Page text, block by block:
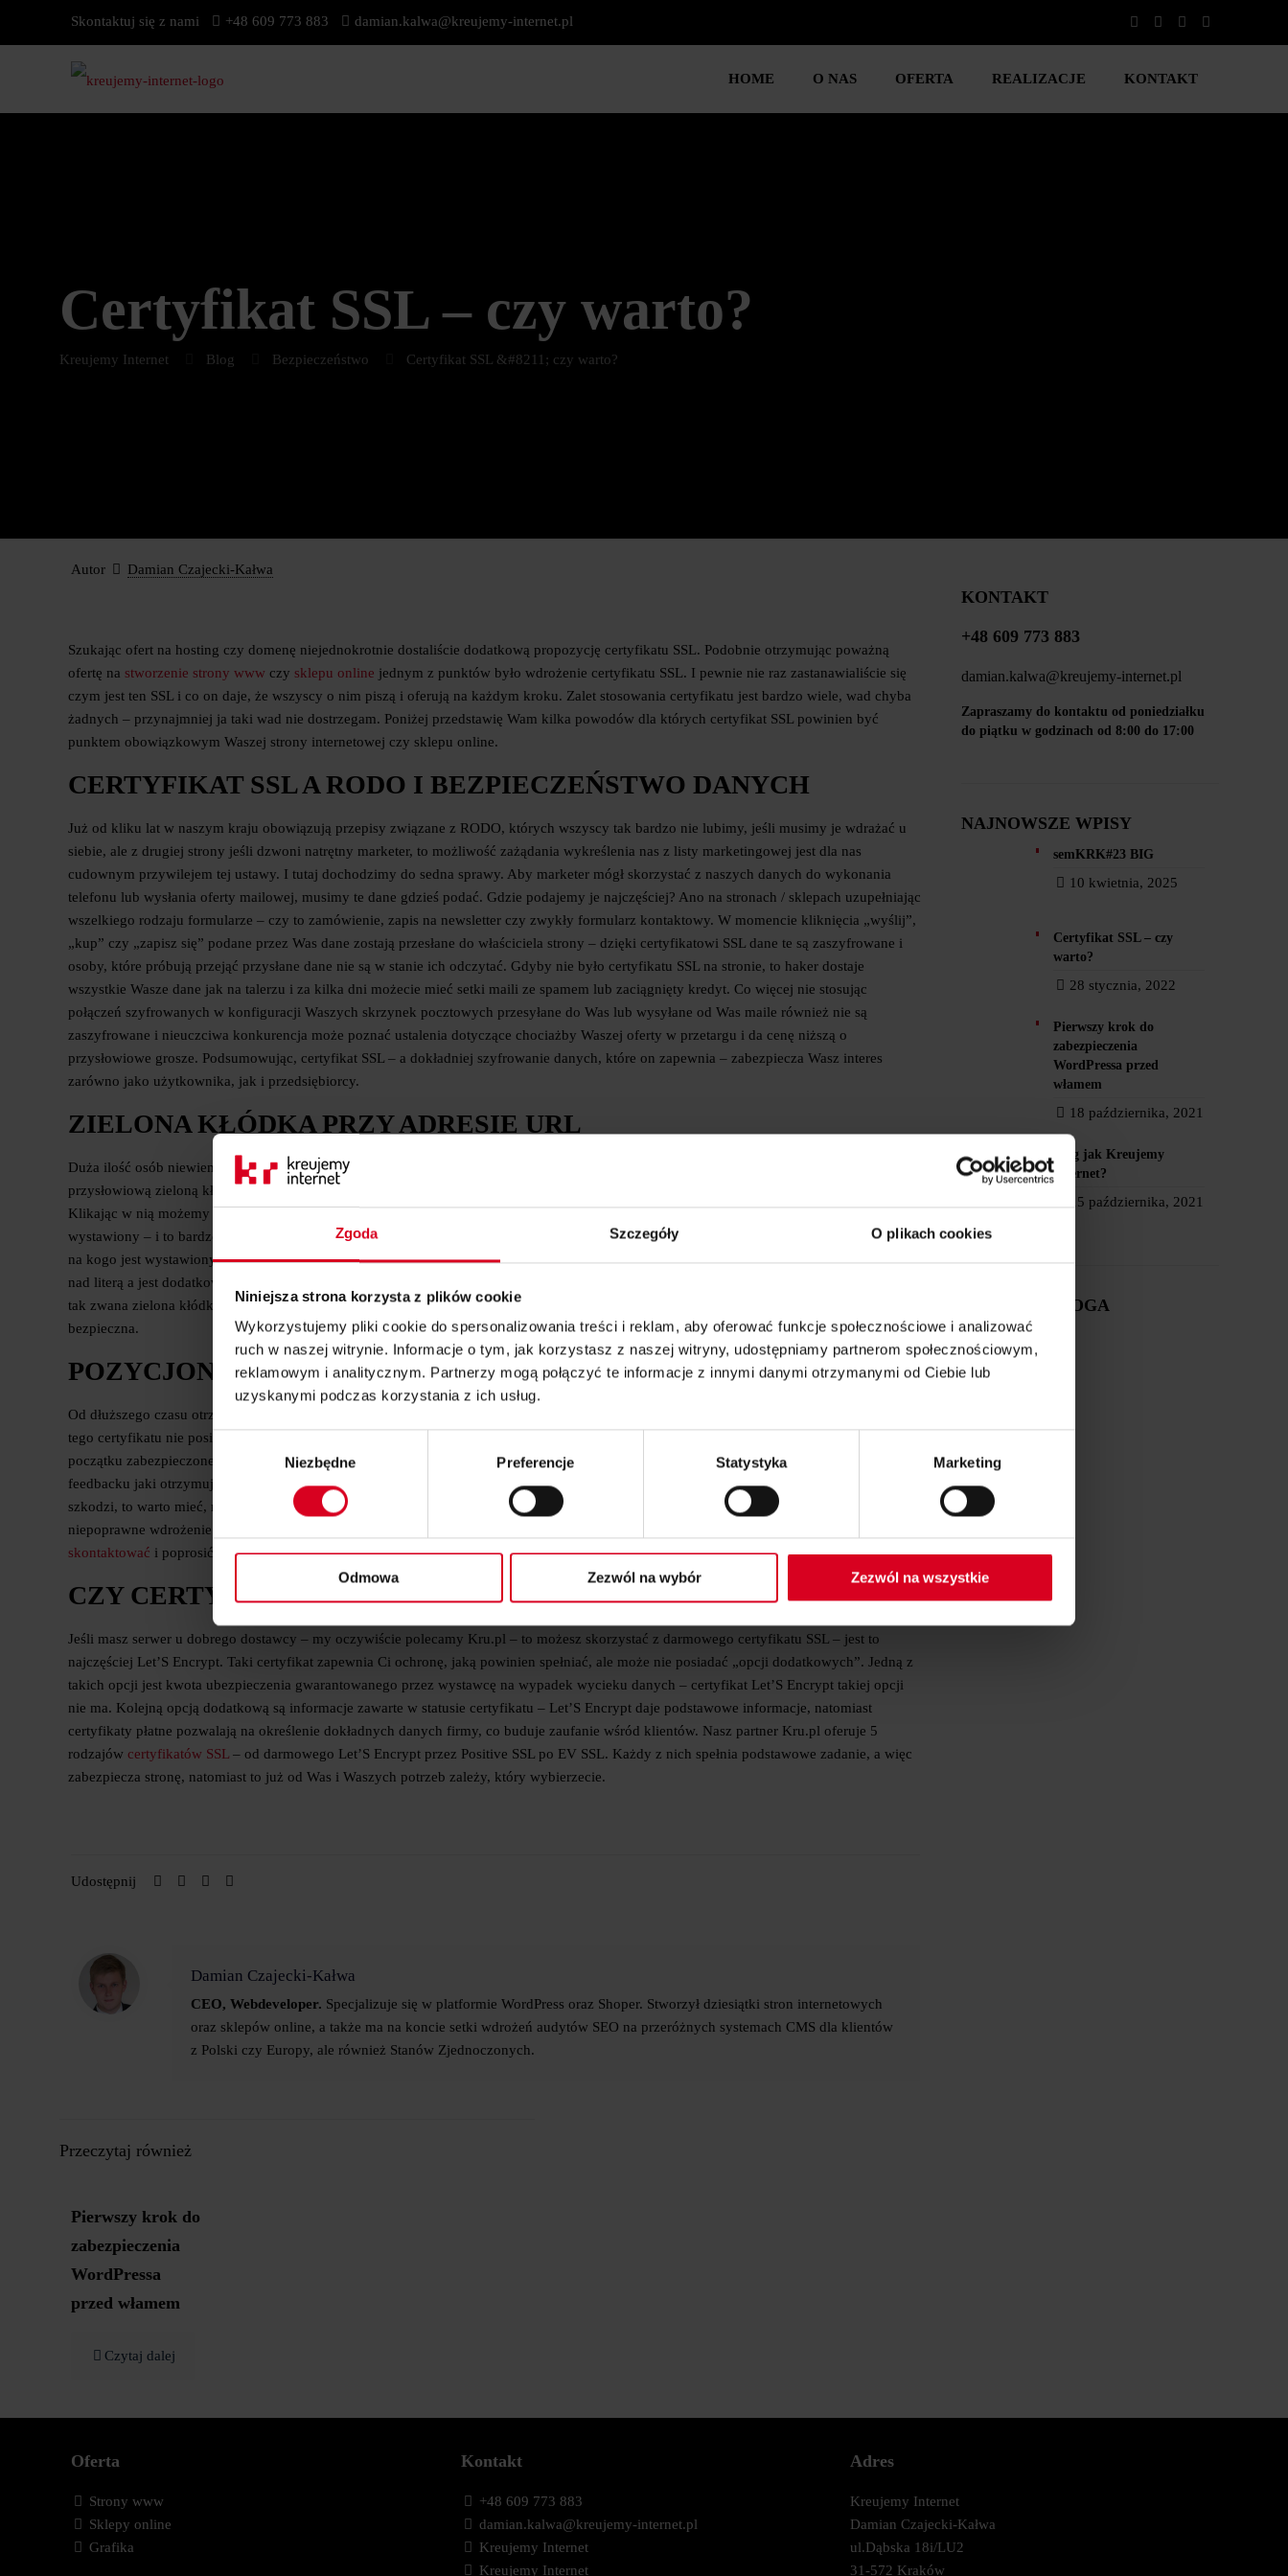
Zgoda Szczegóły O plikach cookies
Niniejsza strona korzysta z plików cookie
Wykorzystujemy pliki cookie do spersonalizowania treści i reklam, aby oferować funkcje społecznościowe i analizować
ruch w naszej witrynie. Informacje o tym, jak korzystasz z naszej witryny, udostępniamy partnerom społecznościowym,
reklamowym i analitycznym. Partnerzy mogą połączyć te informacje z innymi danymi otrzymanymi od Ciebie lub
uzyskanymi podczas korzystania z ich usług.
zgody
Niezbędne Preferencje Statystyka Marketing
Odmowa Zezwól na wybór Zezwól na wszystkie
Skontaktuj się z nami +48 609 773 883 damian.kalwa@kreujemy-internet.pl
HOME O NAS OFERTA REALIZACJE KONTAKT
Certyfikat SSL – czy warto?
Kreujemy Internet Blog Bezpieczeństwo Certyfikat SSL &#8211; czy warto?
Autor Damian Czajecki-Kałwa
Szukając ofert na hosting czy domenę niejednokrotnie dostaliście dodatkową propozycję certyfikatu SSL. Podobnie otrzymując poważną
ofertę na stworzenie strony www czy sklepu online jednym z punktów było wdrożenie certyfikatu SSL. I pewnie nie raz zastanawialiście się
czym jest ten SSL i co on daje, że wszyscy o nim piszą i oferują na każdym kroku. Zalet stosowania certyfikatu jest bardzo wiele, wad chyba
żadnych – przynajmniej ja taki wad nie dostrzegam. Poniżej przedstawię Wam kilka powodów dla których certyfikat SSL powinien być
punktem obowiązkowym Waszej strony internetowej czy sklepu online.
CERTYFIKAT SSL A RODO I BEZPIECZEŃSTWO DANYCH
Już od kliku lat w naszym kraju obowiązują przepisy związane z RODO, których wszyscy tak bardzo nie lubimy, jeśli musimy je wdrażać u
siebie, ale z drugiej strony jeśli dzwoni natrętny marketer, to możliwość zażądania wykreślenia nas z listy marketingowej jest dla nas
cudownym przywilejem tej ustawy. I tutaj dochodzimy do sedna sprawy. Aby marketer mógł skorzystać z naszych danych do wykonania
telefonu lub wysłania oferty mailowej, musimy te dane gdzieś podać. Gdzie podajemy je najczęściej? Ano na stronach / sklepach uzupełniając
wszelkiego rodzaju formularze – czy to zamówienie, zapis na newsletter czy zwykły formularz kontaktowy. W momencie kliknięcia „wyślij”,
„kup” czy „zapisz się” podane przez Was dane zostają przesłane do właściciela strony – dzięki certyfikatowi SSL dane te są zaszyfrowane i
osoby, które próbują przejąć przysłane dane nie są w stanie ich odczytać. Gdyby nie było certyfikatu SSL na stronie, to haker dostaje
wszystkie Wasze dane jak na talerzu i za kilka dni możecie mieć setki maili ze spamem lub zaciągnięty kredyt. Co więcej nie stosując
połączeń szyfrowanych w konfiguracji Waszych skrzynek pocztowych przesyłane do Was lub wysyłane od Was maile również nie są
zaszyfrowane i nieuczciwa konkurencja może poznać ustalenia dotyczące chociażby Waszej oferty w przetargu i da cenę niższą o
przysłowiowe grosze. Podsumowując, certyfikat SSL – a dokładniej szyfrowanie danych, które on zapewnia – zabezpiecza Wasz interes
zarówno jako użytkownika, jak i przedsiębiorcy.
ZIELONA KŁÓDKA PRZY ADRESIE URL
Duża ilość osób niewiem czym jest certyfikat SSL, co on daje, po co się go stosuje, ale wie że, żeby strona była bezpieczna musi mieć
przysłowiową zieloną kłódkę przy adresie URL. Właśnie ta zielona kłódka informuje nas, że strona jest zabezpieczona certyfikatem SSL.
Klikając w nią możemy również poznać dokładne dane dotyczące certyfikatu SSL, do kiedy jest ważny, kto go wystawił, na kogo jest
wystawiony – i to bardzo ważna informacja, będąc na stronie banku i logując się na konto sprawdzajcie dokładnie adres URL oraz informacje,
na kogo jest wystawiony certyfikat SSL – mamy sporo przypadków łudząco podobnych stron banków, gdzie w adresie www w słowie mbank
nad literą a jest dodatkowa kropeczka – którą można przeoczyć, ale certyfikat SSL jest już wystawiony na coś zupełnie innego niż mbank. Ta
tak zwana zielona kłódka pozwala Wam na zatrzymanie specyficznej grupy klientów na Waszej stronie na dłużej, bo wiedzą, że strona jest
bezpieczna.
POZYCJONOWANIE, A CERTYFIKAT SSL
Od dłuższego czasu otrzymujemy informacje o tym, że strony z certyfikatami SSL są lepiej oceniane przez algorytm Google od stron, które
tego certyfikatu nie posiadają. Ciężko jest mi to dokładnie zweryfikować, gdyż wszystkie strony, które oddaję w naszej agencji są od samego
początku zabezpieczone certyfikatem SSL. Agencje, z którymi współpracujemy zlecają nam wdrożenia certyfikatów SSL u ich klientów i z
feedbacku jaki otrzymujemy, strony po tym zabiegu na pewno nie tracą, a czasami zyskują w wynikach. Tutaj krótkie podsumowanie, jeśli nie
szkodzi, to warto mieć, nawet ze względu na inne powody – ale pamiętajcie, jeśli wdrażacie certyfikat SSL, to zróbcie to prawidłowo, bo
niepoprawne wdrożenie spowoduje, że stracicie, a nie zyskacie. Jeśli macie wątpliwości, czy sobie poradzicie, zawsze możecie się z nami
skontaktować i poprosić o wdrożenie certyfikatu SSL na Waszej stronie lub sklepie.
CZY CERTYFIKAT SSL MUSI BYĆ DODATKOWYM KOSZTEM?
Jeśli masz serwer u dobrego dostawcy – my oczywiście polecamy Kru.pl – to możesz skorzystać z darmowego certyfikatu SSL – jest to
najczęściej Let’S Encrypt. Taki certyfikat zapewnia Ci ochronę, jaką powinien spełniać, ale może nie posiadać „opcji dodatkowych”. Jedną z
takich opcji jest kwota ubezpieczenia gwarantowanego przez wystawcę na wypadek wycieku danych – certyfikat Let’S Encrypt takiej opcji
nie ma. Kolejną opcją dodatkową są informacje zawarte w statusie certyfikatu – Let’S Encrypt daje podstawowe informacje, natomiast
certyfikaty płatne pozwalają na określenie dokładnych danych firmy, co buduje zaufanie wśród klientów. Nasz partner Kru.pl oferuje 5
rodzajówcertyfikatów SSL – od darmowego Let’S Encrypt przez Positive SSL po EV SSL. Każdy z nich spełnia podstawowe zadanie, a więc
zabezpiecza stronę, natomiast to już od Was i Waszych potrzeb zależy, który wybierzecie.
Udostępnij
Damian Czajecki-Kałwa
CEO, Webdeveloper. Specjalizuje się w platformie WordPress oraz Shoper. Stworzył dziesiątki stron internetowych
oraz sklepów online, a także ma na koncie setki wdrożeń audytów SEO na przeróżnych systemach CMS dla klientów
z Polski czy Europy, ale również Stanów Zjednoczonych.
Przeczytaj również
Pierwszy krok do
zabezpieczenia
WordPressa
przed włamem
Czytaj dalej
KONTAKT
+48 609 773 883
damian.kalwa@kreujemy-internet.pl
Zapraszamy do kontaktu od poniedziałku
do piątku w godzinach od 8:00 do 17:00
NAJNOWSZE WPISY
semKRK#23 BIG
10 kwietnia, 2025
Certyfikat SSL – czy
warto?
28 stycznia, 2022
Pierwszy krok do
zabezpieczenia
WordPressa przed
włamem
18 października, 2021
Blog jak Kreujemy
Internet?
15 października, 2021
PARTNER BLOGA
Oferta
Strony www
Sklepy online
Grafika
Kontakt
+48 609 773 883
damian.kalwa@kreujemy-internet.pl
Kreujemy Internet
Kreujemy Internet
Adres
Kreujemy Internet
Damian Czajecki-Kałwa
ul.Dąbska 18i/LU2
31-572 Kraków